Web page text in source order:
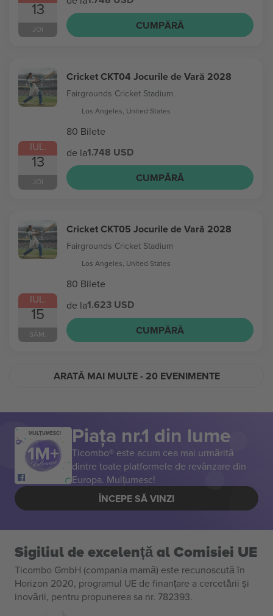
13
JOI
CUMPĂRĂ
IUL.
13
JOI
Cricket CKT04 Jocurile de Vară 2028
Fairgrounds Cricket Stadium
Los Angeles, United States
80 Bilete
de la1.748 USD
CUMPĂRĂ
IUL.
15
SÂM.
Cricket CKT05 Jocurile de Vară 2028
Fairgrounds Cricket Stadium
Los Angeles, United States
80 Bilete
de la1.623 USD
CUMPĂRĂ
ARATĂ MAI MULTE- 20 EVENIMENTE
MULȚUMESC! Piața nr.1 din lume
Ticombo® este acum cea mai urmărită
dintre toate platformele de revânzare din
Europa. Mulțumesc!
ÎNCEPE SĂ VINZI
Sigiliul de excelență al Comisiei UE
Ticombo GmbH (compania mamă) este recunoscută în
Horizon 2020, programul UE de finanțare a cercetării și
inovării, pentru propunerea sa nr. 782393.